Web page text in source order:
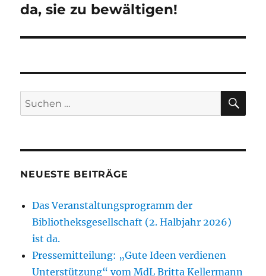
da, sie zu bewältigen!
Suchen
nach:
NEUESTE BEITRÄGE
Das Veranstaltungsprogramm der
Bibliotheksgesellschaft (2. Halbjahr 2026)
ist da.
Pressemitteilung: „Gute Ideen verdienen
Unterstützung“ vom MdL Britta Kellermann